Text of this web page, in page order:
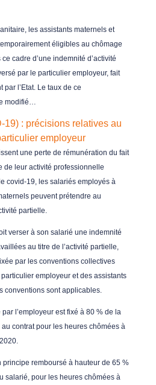
les assistants maternels et
éligibles au chômage
cadre d’une indemnité d’activité
par le particulier employeur, fait
par l’Etat. Le taux de ce
modifié…
19) : précisions relatives au
employeur
une perte de rémunération du fait
de leur activité professionnelle
covid-19, les salariés employés à
peuvent prétendre au
partielle.
verser à son salarié une indemnité
au titre de l’activité partielle,
par les conventions collectives
employeur et des assistants
conventions sont applicables.
l’employeur est fixé à 80 % de la
contrat pour les heures chômées à
principe remboursé à hauteur de 65 %
salarié, pour les heures chômées à